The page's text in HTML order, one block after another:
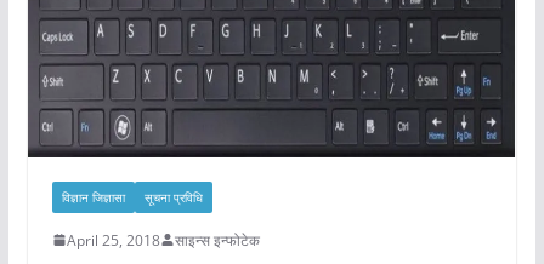
विज्ञान जिज्ञासा सूचना प्रविधि
April 25, 2018 साइन्स इन्फोटेक